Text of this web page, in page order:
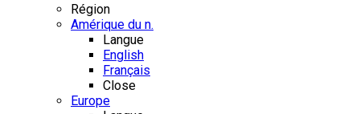
Région
Amérique du n.
Langue
English
Français
Close
Europe